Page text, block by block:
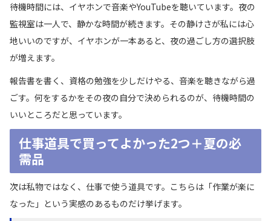
待機時間には、イヤホンで音楽やYouTubeを聴いています。夜の
監視室は一人で、静かな時間が続きます。その静けさが私には心
地いいのですが、イヤホンが一本あると、夜の過ごし方の選択肢
が増えます。
報告書を書く、資格の勉強を少しだけやる、音楽を聴きながら過
ごす。何をするかをその夜の自分で決められるのが、待機時間の
いいところだと思っています。
仕事道具で買ってよかった2つ＋夏の必
需品
次は私物ではなく、仕事で使う道具です。こちらは「作業が楽に
なった」という実感のあるものだけ挙げます。